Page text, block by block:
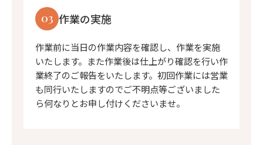
03 作業の実施
作業前に当日の作業内容を確認し、作業を実施
いたします。また作業後は仕上がり確認を行い作
業終了のご報告をいたします。初回作業には営業
も同行いたしますのでご不明点等ございました
ら何なりとお申し付けくださいませ。